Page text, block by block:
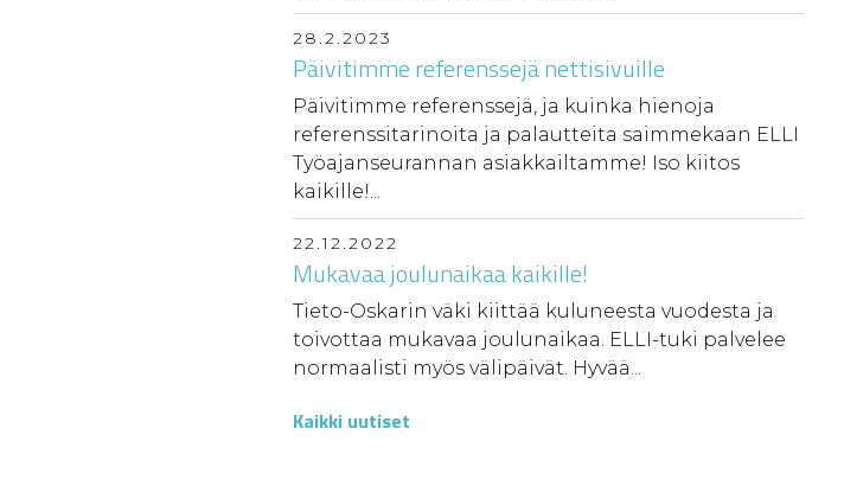
28.2.2023
Päivitimme referenssejä nettisivuille
Päivitimme referenssejä, ja kuinka hienoja
referenssitarinoita ja palautteita saimmekaan ELLI
Työajanseurannan asiakkailtamme! Iso kiitos
kaikille!...
22.12.2022
Mukavaa joulunaikaa kaikille!
Tieto-Oskarin väki kiittää kuluneesta vuodesta ja
toivottaa mukavaa joulunaikaa. ELLI-tuki palvelee
normaalisti myös välipäivät. Hyvää...
Kaikki uutiset